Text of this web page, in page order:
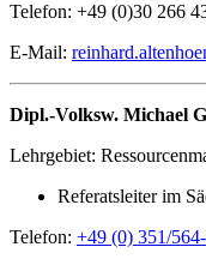
Telefon: +49 (0)30 266
E-Mail:
Dipl.-Volksw. Michael
Lehrgebiet:
Referatsleiter im
Telefon: +49 (0) 351/